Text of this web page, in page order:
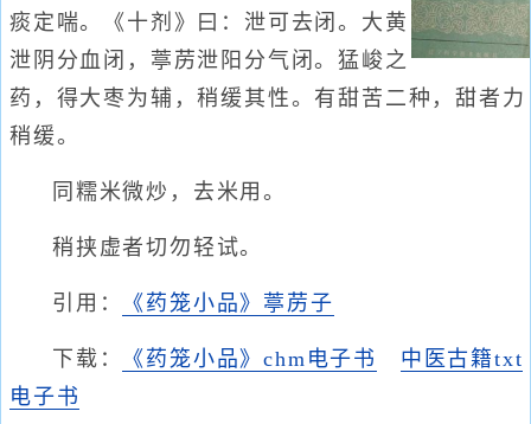
痰定喘。《十剂》曰：泄可去闭。大黄
泄阴分血闭，葶苈泄阳分气闭。猛峻之
药，得大枣为辅，稍缓其性。有甜苦二种，甜者力
稍缓。
同糯米微炒，去米用。
稍挟虚者切勿轻试。
引用： 《药笼小品》葶苈子
下载： 《药笼小品》chm电子书
中医古籍txt
电子书